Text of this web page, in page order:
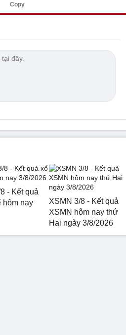
Copy
- Kết quả
hôm nay
XSMN 3/8 - Kết quả
XSMN hôm nay thứ
Hai ngày 3/8/2026